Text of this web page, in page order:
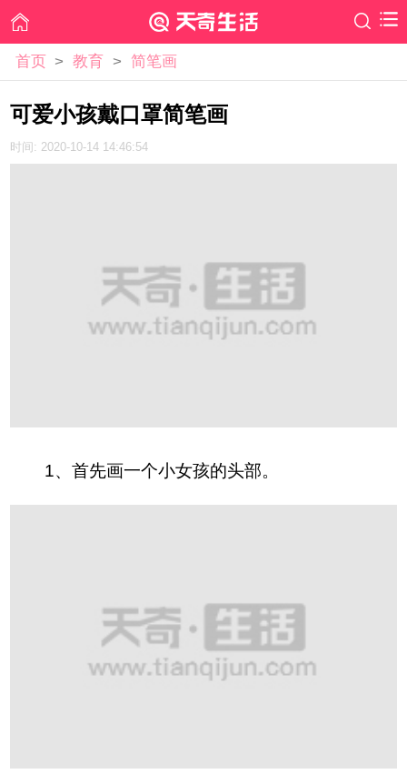
首页 > 教育 > 简笔画
可爱小孩戴口罩简笔画
时间: 2020-10-14 14:46:54
1、首先画一个小女孩的头部。